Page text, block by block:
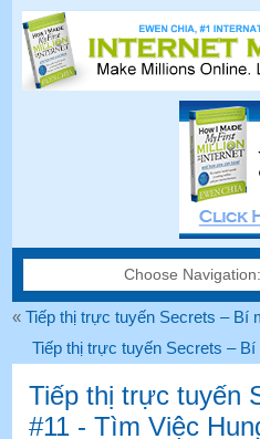
Choose Navigation:
«Tiếp thị trực tuyến Secrets – Bí
Tiếp thị trực tuyến Secrets –
Tiếp thị trực tuyến
#11 - Tìm Việc